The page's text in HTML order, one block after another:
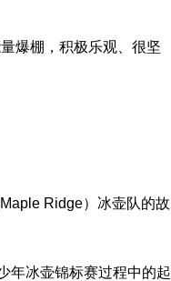
爆棚，积极乐观、很坚
Ridge）冰壶队的故
年冰壶锦标赛过程中的起